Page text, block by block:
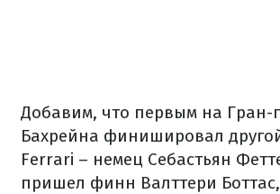
Добавим, что первым на Гран-
Бахрейна финишировал
Ferrari – немец Себастьян
пришел финн Валттери Боттас,